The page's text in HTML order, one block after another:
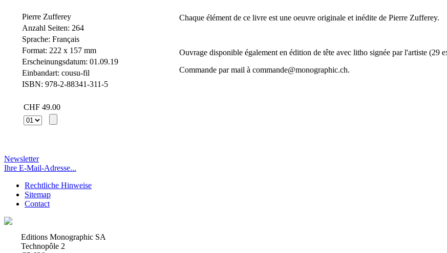
Pierre Zufferey
Anzahl Seiten: 264
Sprache: Français
Format: 222 x 157 mm
Erscheinungsdatum: 01.09.19
Einbandart: cousu-fil
ISBN: 978-2-88341-311-5
CHF 49.00
Chaque élément de ce livre est une oeuvre originale et inédite de Pierre Zufferey.
Ouvrage disponible également en édition de tête avec litho signée par l'artiste (29
Commande par mail à commande@monographic.ch.
Newsletter
Ihre E-Mail-Adresse...
Rechtliche Hinweise
Sitemap
Contact
Editions Monographic SA
Technopôle 2